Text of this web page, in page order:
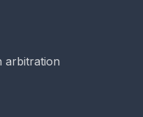
arbitration